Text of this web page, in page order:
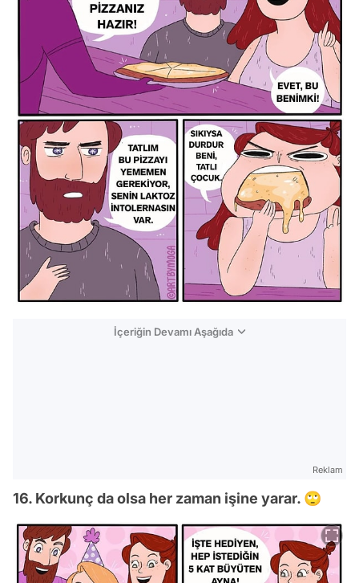
İçeriğin Devamı Aşağıda
Reklam
16. Korkunç da olsa her zaman işine yarar. 🙄